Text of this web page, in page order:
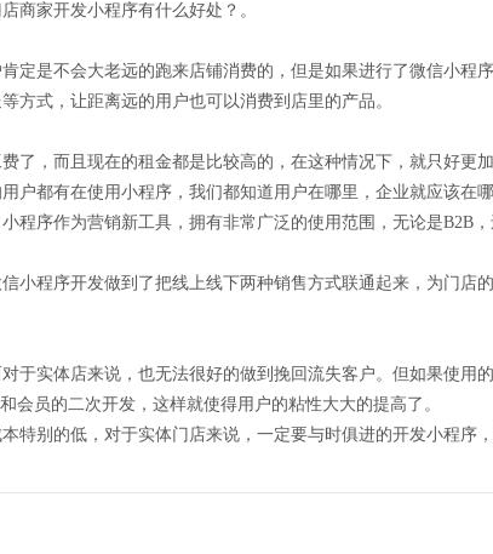
商家开发小程序有什么好处？。
定是不会大老远的跑来店铺消费的，但是如果进行了微信小程
方式，让距离远的用户也可以消费到店里的产品。
了，而且现在的租金都是比较高的，在这种情况下，就只好更
户都有在使用小程序，我们都知道用户在哪里，企业就应该在
序作为营销新工具，拥有非常广泛的使用范围，无论是B2B，
小程序开发做到了把线上线下两种销售方式联通起来，为门店
于实体店来说，也无法很好的做到挽回流失客户。但如果使用
会员的二次开发，这样就使得用户的粘性大大的提高了。
特别的低，对于实体门店来说，一定要与时俱进的开发小程序